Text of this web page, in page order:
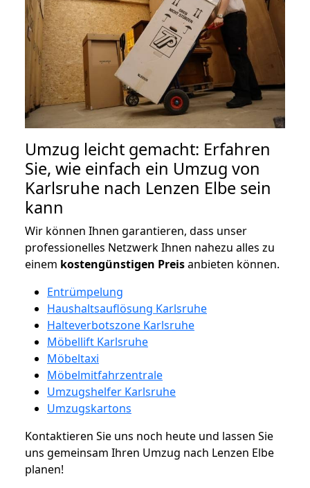
Umzug leicht gemacht: Erfahren
Sie, wie einfach ein Umzug von
Karlsruhe nach Lenzen Elbe sein
kann
Wir können Ihnen garantieren, dass unser
professionelles Netzwerk Ihnen nahezu alles zu
einem kostengünstigen Preisanbieten können.
Entrümpelung
Haushaltsauflösung Karlsruhe
Halteverbotszone Karlsruhe
Möbellift Karlsruhe
Möbeltaxi
Möbelmitfahrzentrale
Umzugshelfer Karlsruhe
Umzugskartons
Kontaktieren Sie uns noch heute und lassen Sie
uns gemeinsam Ihren Umzug nach Lenzen Elbe
planen!